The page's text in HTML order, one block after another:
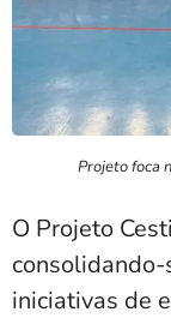
Projeto foca
O Projeto
iniciativas de